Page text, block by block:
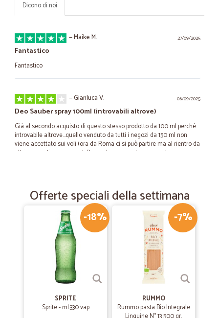
Dicono di noi
27/09/2025
—Maike M.
Fantastico
Fantastico
06/09/2025
—Gianluca V.
Deo Sauber spray 100ml (introvabili altrove)
Già al secondo acquisto di questo stesso prodotto da 100 ml perchè
introvabile altrove...quello venduto da tutti i negozi da 150 ml non
viene accettato sui voli (ora da Roma ci si può partire ma al rientro da
altri aeroporti non ancora). Prezzo leggermente caro anche
02/12/2024
—Guido M.
consegna puntuale tutti i prodotti richiesti erano li
—Alba V.
Prodotti di qualità
perché un sapone liquido si è “ammaccato” probabilmente durante il
trasporto e ha perso un po’ di liquido.
Offerte speciali della settimana
-18%
SPRITE
Sprite - ml.330 vap
-7%
RUMMO
Rummo pasta Bio Integrale